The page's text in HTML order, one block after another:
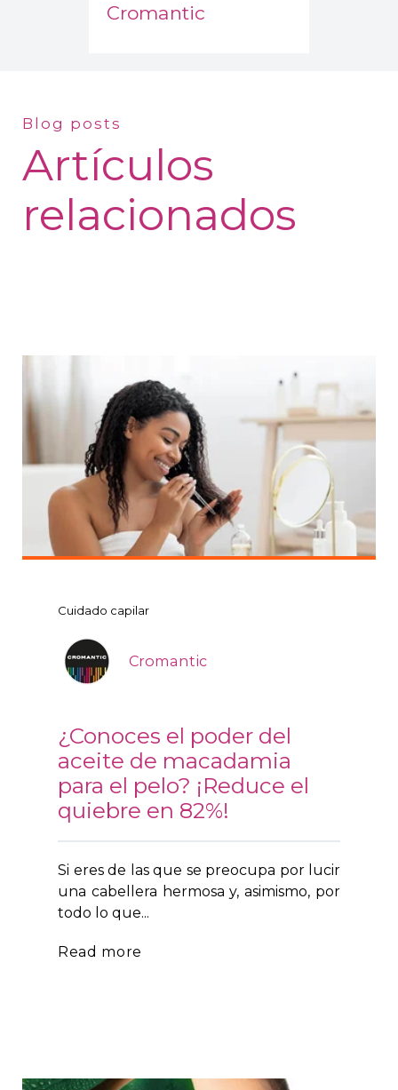
Cromantic
Blog posts
Artículos
relacionados
Cuidado capilar
Cromantic
¿Conoces el poder del
aceite de macadamia
para el pelo? ¡Reduce el
quiebre en 82%!
Si eres de las que se preocupa por lucir
una cabellera hermosa y, asimismo, por
todo lo que...
Read more